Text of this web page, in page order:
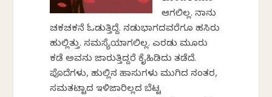
ಆಗಲಿಲ್ಲ. ನಾನು
ಚಕಚಕನೆ ಓಡುತ್ತಿದ್ದೆ. ನಡುಭಾಗದವರೆಗೂ ಹಸಿರು
ಹುಲ್ಲಿತ್ತು. ಸಮಸ್ಯೆಯಾಗಲಿಲ್ಲ. ಎರಡು ಮೂರು
ಕಡೆ ಅವನು ಜಾರುತ್ತಿದ್ದರೆ ಕೈಹಿಡಿದು ತಡೆದೆ.
ಪೊದೆಗಳು, ಹುಲ್ಲಿನ ಹಾಸುಗಳು ಮುಗಿದ ನಂತರ,
ಸಮತಟ್ಟಾದ ಇಳಿಜಾರಿಲ್ಲದ ಬೆಟ್ಟ